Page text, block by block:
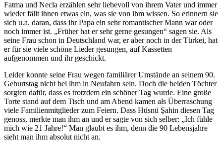
Fatma und Necla erzählen sehr liebevoll von ihrem Vater und immer
wieder fällt ihnen etwas ein, was sie von ihm wissen. So erinnern sie
sich u.a. daran, dass ihr Papa ein sehr romantischer Mann war oder
noch immer ist. „Früher hat er sehr gerne gesungen“ sagen sie. Als
seine Frau schon in Deutschland war, er aber noch in der Türkei, hat
er für sie viele schöne Lieder gesungen, auf Kassetten
aufgenommen und ihr geschickt.
Leider konnte seine Frau wegen familiärer Umstände an seinem 90.
Geburtstag nicht bei ihm in Neufahrn sein. Doch die beiden Töchter
sorgten dafür, dass es trotzdem ein schöner Tag wurde. Eine große
Torte stand auf dem Tisch und am Abend kamen als Überraschung
viele Familienmitglieder zum Feiern. Dass Hüsnü Şahin diesen Tag
genoss, merkte man ihm an und er sagte von sich selber: „Ich fühle
mich wie 21 Jahre!“ Man glaubt es ihm, denn die 90 Lebensjahre
sieht man ihm absolut nicht an.